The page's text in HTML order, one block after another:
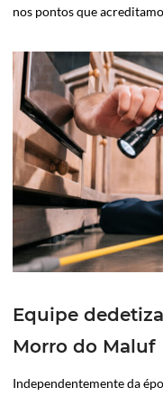
nos pontos que
Equipe
Morro do Maluf
Independentemente da